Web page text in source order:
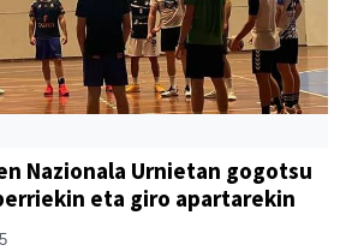
Nazionala Urnietan gogotsu
eta giro apartarekin